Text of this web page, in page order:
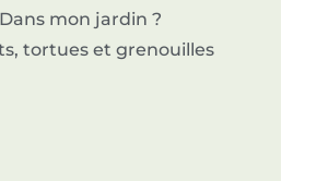
mon jardin ?
tortues et grenouilles